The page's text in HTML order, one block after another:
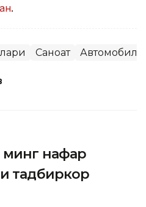
.
Саноат
минг нафар
тадбиркор